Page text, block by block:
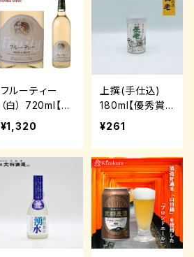
フルーティー
（白） 720ml【丹
波ワイン】
¥1,320
上撰(手仕込)
180ml【優秀賞
受賞酒】【長老】
¥261